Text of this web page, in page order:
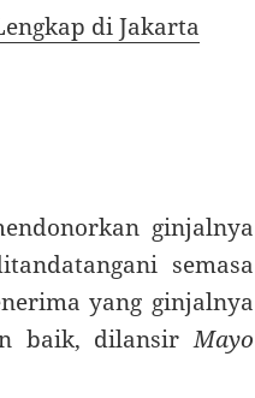
di Jakarta
ginjalnya
semasa
yang ginjalnya
baik, dilansirMayo